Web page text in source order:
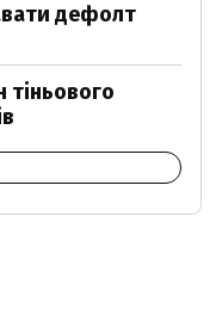
дефолт
тіньового